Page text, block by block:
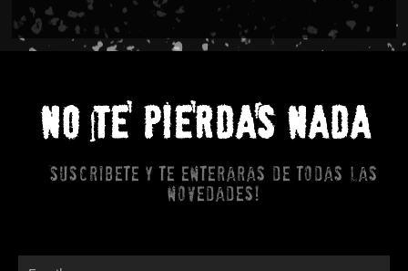
NO TE PIERDAS NADA
Suscribete y te enteraras de todas las
novedades!